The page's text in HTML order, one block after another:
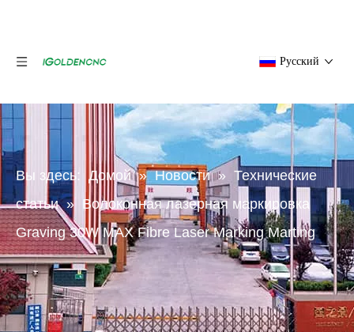
Pусский
Вы здесь: Домой » Новости » Технические
статьи » Волоконная лазерная маркировка
Graving 30W MAX Fibre Laser Marking Marting